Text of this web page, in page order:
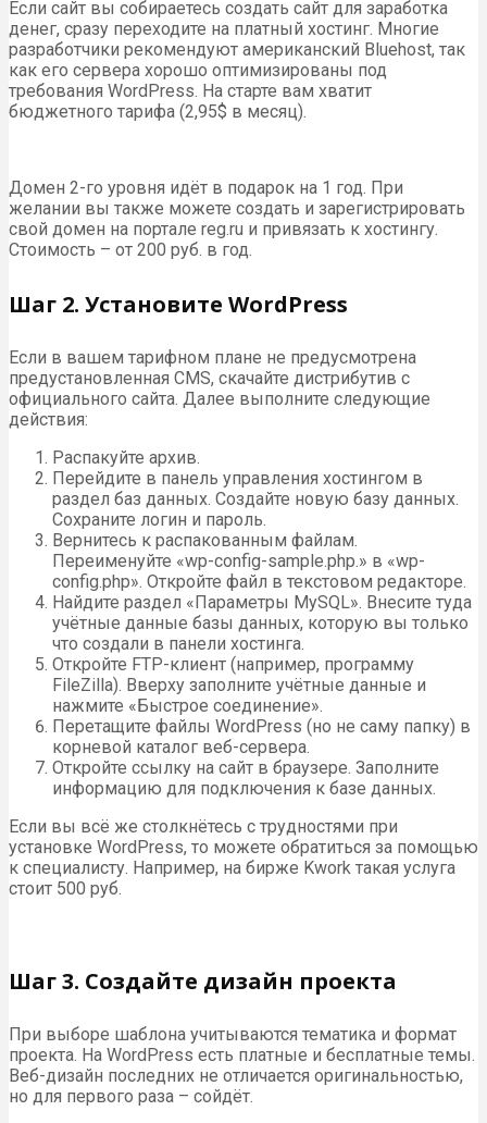
Если сайт вы собираетесь создать сайт для заработка
денег, сразу переходите на платный хостинг. Многие
разработчики рекомендуют американский Bluehost, так
как его сервера хорошо оптимизированы под
требования WordPress. На старте вам хватит
бюджетного тарифа (2,95$ в месяц).
Домен 2-го уровня идёт в подарок на 1 год. При
желании вы также можете создать и зарегистрировать
свой домен на портале reg.ru и привязать к хостингу.
Стоимость – от 200 руб. в год.
Шаг 2. Установите WordPress
Если в вашем тарифном плане не предусмотрена
предустановленная CMS, скачайте дистрибутив с
официального сайта. Далее выполните следующие
действия:
Распакуйте архив.
Перейдите в панель управления хостингом в
раздел баз данных. Создайте новую базу данных.
Сохраните логин и пароль.
Вернитесь к распакованным файлам.
Переименуйте «wp-config-sample.php.» в «wp-
config.php». Откройте файл в текстовом редакторе.
Найдите раздел «Параметры MySQL». Внесите туда
учётные данные базы данных, которую вы только
что создали в панели хостинга.
Откройте FTP-клиент (например, программу
FileZilla). Вверху заполните учётные данные и
нажмите «Быстрое соединение».
Перетащите файлы WordPress (но не саму папку) в
корневой каталог веб-сервера.
Откройте ссылку на сайт в браузере. Заполните
информацию для подключения к базе данных.
Если вы всё же столкнётесь с трудностями при
установке WordPress, то можете обратиться за помощью
к специалисту. Например, на бирже Kwork такая услуга
стоит 500 руб.
Шаг 3. Создайте дизайн проекта
При выборе шаблона учитываются тематика и формат
проекта. На WordPress есть платные и бесплатные темы.
Веб-дизайн последних не отличается оригинальностью,
но для первого раза – сойдёт.